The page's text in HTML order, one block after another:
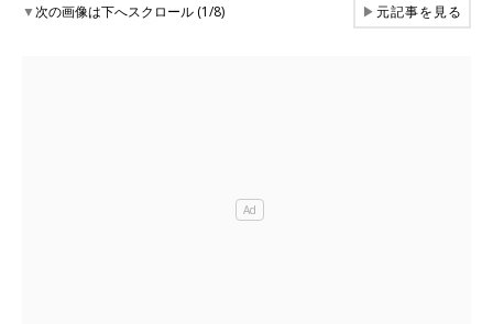
▼次の画像は下へスクロール (1/8) ▶元記事を見る